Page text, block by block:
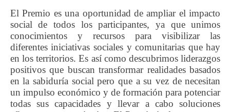
El Premio es una oportunidad de ampliar el impacto
social de todos los participantes, ya que unimos
conocimientos y recursos para visibilizar las
diferentes iniciativas sociales y comunitarias que hay
en los territorios. Es así como descubrimos liderazgos
positivos que buscan transformar realidades basados
en la sabiduría social pero que a su vez de necesitan
un impulso económico y de formación para potenciar
todas sus capacidades y llevar a cabo soluciones